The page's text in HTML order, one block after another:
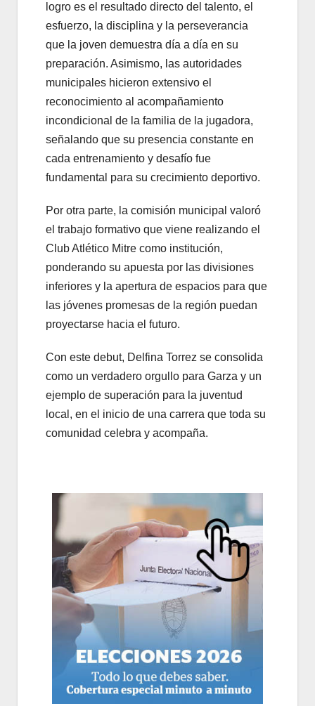
logro es el resultado directo del talento, el
esfuerzo, la disciplina y la perseverancia
que la joven demuestra día a día en su
preparación. Asimismo, las autoridades
municipales hicieron extensivo el
reconocimiento al acompañamiento
incondicional de la familia de la jugadora,
señalando que su presencia constante en
cada entrenamiento y desafío fue
fundamental para su crecimiento deportivo.
Por otra parte, la comisión municipal valoró
el trabajo formativo que viene realizando el
Club Atlético Mitre como institución,
ponderando su apuesta por las divisiones
inferiores y la apertura de espacios para que
las jóvenes promesas de la región puedan
proyectarse hacia el futuro.
Con este debut, Delfina Torrez se consolida
como un verdadero orgullo para Garza y un
ejemplo de superación para la juventud
local, en el inicio de una carrera que toda su
comunidad celebra y acompaña.